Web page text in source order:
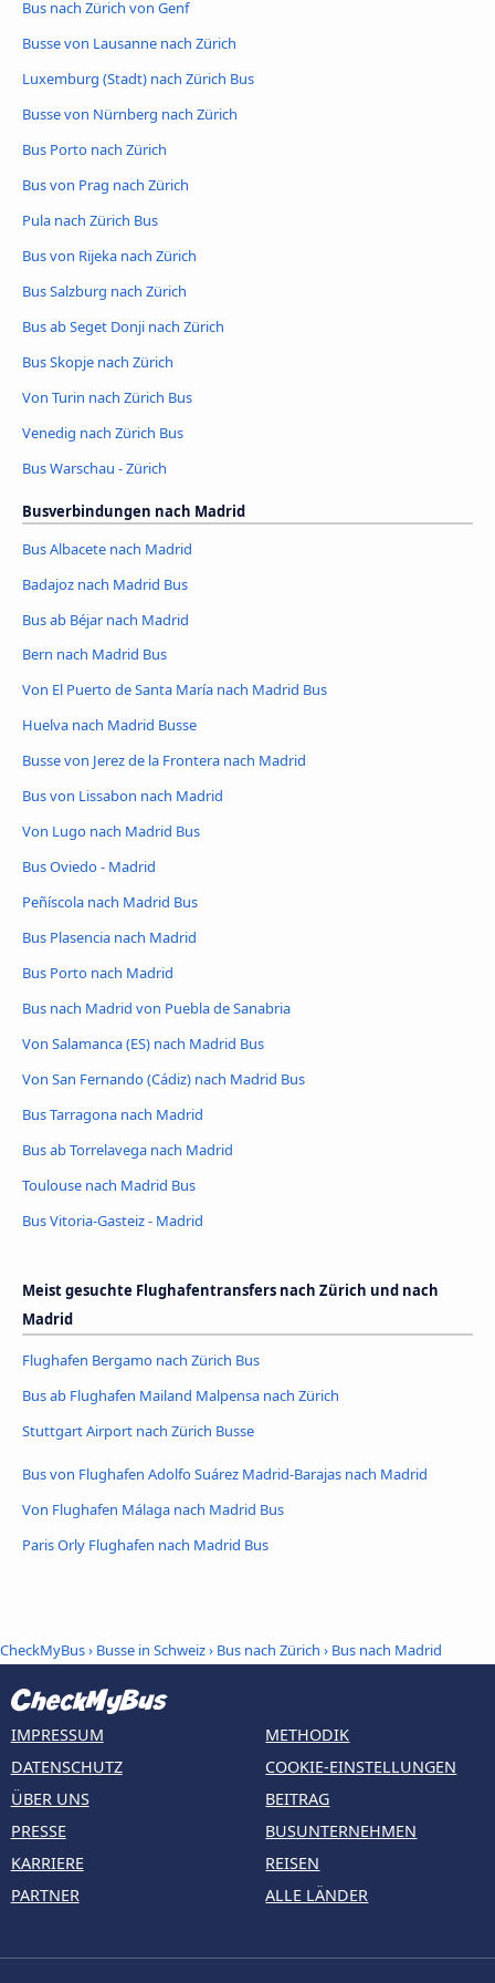
Bus nach Zürich von Genf
Busse von Lausanne nach Zürich
Luxemburg (Stadt) nach Zürich Bus
Busse von Nürnberg nach Zürich
Bus Porto nach Zürich
Bus von Prag nach Zürich
Pula nach Zürich Bus
Bus von Rijeka nach Zürich
Bus Salzburg nach Zürich
Bus ab Seget Donji nach Zürich
Bus Skopje nach Zürich
Von Turin nach Zürich Bus
Venedig nach Zürich Bus
Bus Warschau - Zürich
Busverbindungen nach Madrid
Bus Albacete nach Madrid
Badajoz nach Madrid Bus
Bus ab Béjar nach Madrid
Bern nach Madrid Bus
Von El Puerto de Santa María nach Madrid Bus
Huelva nach Madrid Busse
Busse von Jerez de la Frontera nach Madrid
Bus von Lissabon nach Madrid
Von Lugo nach Madrid Bus
Bus Oviedo - Madrid
Peñíscola nach Madrid Bus
Bus Plasencia nach Madrid
Bus Porto nach Madrid
Bus nach Madrid von Puebla de Sanabria
Von Salamanca (ES) nach Madrid Bus
Von San Fernando (Cádiz) nach Madrid Bus
Bus Tarragona nach Madrid
Bus ab Torrelavega nach Madrid
Toulouse nach Madrid Bus
Bus Vitoria-Gasteiz - Madrid
Meist gesuchte Flughafentransfers nach Zürich und nach
Madrid
Flughafen Bergamo nach Zürich Bus
Bus ab Flughafen Mailand Malpensa nach Zürich
Stuttgart Airport nach Zürich Busse
Bus von Flughafen Adolfo Suárez Madrid-Barajas nach Madrid
Von Flughafen Málaga nach Madrid Bus
Paris Orly Flughafen nach Madrid Bus
CheckMyBus› Busse in Schweiz› Bus nach Zürich › Bus nach Madrid
IMPRESSUM
DATENSCHUTZ
ÜBER UNS
PRESSE
KARRIERE
PARTNER
METHODIK
COOKIE-EINSTELLUNGEN
BEITRAG
BUSUNTERNEHMEN
REISEN
ALLE LÄNDER